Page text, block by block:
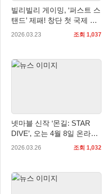
빌리빌리 게이밍, ‘퍼스트 스
탠드’ 제패! 창단 첫 국제 대
회 우승
2026.03.23 조회 1,037
넷마블 신작 ‘몬길: STAR
DIVE’, 오는 4월 8일 온라인
쇼케이스 예고
2026.03.26 조회 1,032